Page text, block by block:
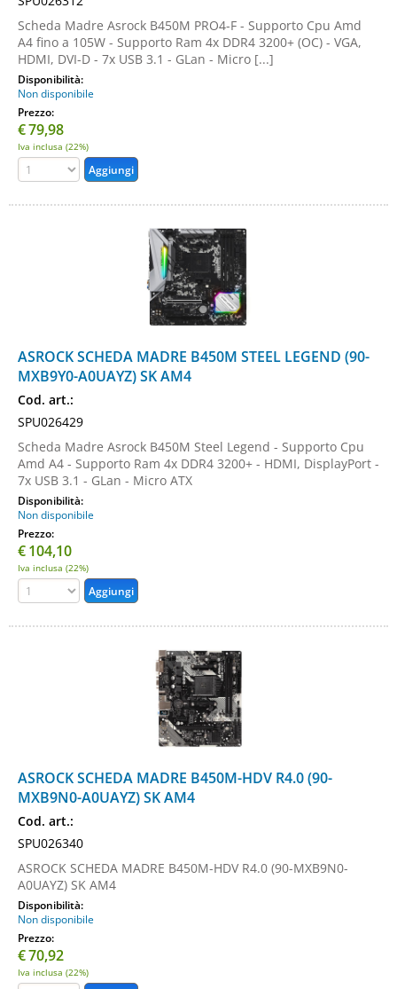
Scheda Madre Asrock B450M PRO4-F - Supporto Cpu Amd
A4 fino a 105W - Supporto Ram 4x DDR4 3200+ (OC) - VGA,
HDMI, DVI-D - 7x USB 3.1 - GLan - Micro [...]
Disponibilità:
Non disponibile
Prezzo:
€79,98
Iva inclusa (22%)
ASROCK SCHEDA MADRE B450M STEEL LEGEND (90-
MXB9Y0-A0UAYZ) SK AM4
Cod. art.:
SPU026429
Scheda Madre Asrock B450M Steel Legend - Supporto Cpu
Amd A4 - Supporto Ram 4x DDR4 3200+ - HDMI, DisplayPort -
7x USB 3.1 - GLan - Micro ATX
Disponibilità:
Non disponibile
Prezzo:
€104,10
Iva inclusa (22%)
ASROCK SCHEDA MADRE B450M-HDV R4.0 (90-
MXB9N0-A0UAYZ) SK AM4
Cod. art.:
SPU026340
ASROCK SCHEDA MADRE B450M-HDV R4.0 (90-MXB9N0-
A0UAYZ) SK AM4
Disponibilità:
Non disponibile
Prezzo:
€70,92
Iva inclusa (22%)